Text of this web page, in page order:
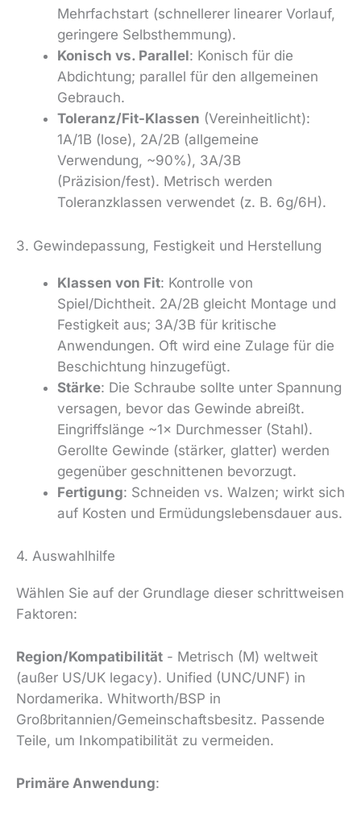
Mehrfachstart (schnellerer linearer Vorlauf,
geringere Selbsthemmung).
Konisch vs. Parallel: Konisch für die
Abdichtung; parallel für den allgemeinen
Gebrauch.
Toleranz/Fit-Klassen (Vereinheitlicht):
1A/1B (lose), 2A/2B (allgemeine
Verwendung, ~90%), 3A/3B
(Präzision/fest). Metrisch werden
Toleranzklassen verwendet (z. B. 6g/6H).
3. Gewindepassung, Festigkeit und Herstellung
Klassen von Fit: Kontrolle von
Spiel/Dichtheit. 2A/2B gleicht Montage und
Festigkeit aus; 3A/3B für kritische
Anwendungen. Oft wird eine Zulage für die
Beschichtung hinzugefügt.
Stärke: Die Schraube sollte unter Spannung
versagen, bevor das Gewinde abreißt.
Eingriffslänge ~1× Durchmesser (Stahl).
Gerollte Gewinde (stärker, glatter) werden
gegenüber geschnittenen bevorzugt.
Fertigung: Schneiden vs. Walzen; wirkt sich
auf Kosten und Ermüdungslebensdauer aus.
4. Auswahlhilfe
Wählen Sie auf der Grundlage dieser schrittweisen
Faktoren:
Region/Kompatibilität - Metrisch (M) weltweit
(außer US/UK legacy). Unified (UNC/UNF) in
Nordamerika. Whitworth/BSP in
Großbritannien/Gemeinschaftsbesitz. Passende
Teile, um Inkompatibilität zu vermeiden.
Primäre Anwendung: